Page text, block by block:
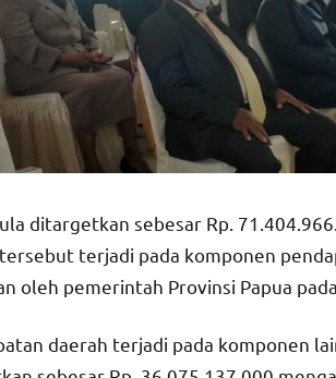
ditargetkan sebesar Rp.
terjadi pada komponen
oleh pemerintah Provinsi Papua
daerah terjadi pada komponen